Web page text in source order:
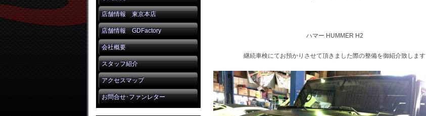
店舗情報 東京本店
店舗情報 GDFactory
会社概要
スタッフ紹介
アクセスマップ
お問合せ･ファンレター
ハマー HUMMER H2
継続車検にてお預かりさせて頂きました際の整備を御紹介致します